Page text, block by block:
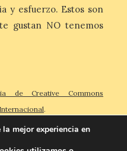
de
próximo
agosto, a
horas,
y esfuerzo. Estos son
gustan NO tenemos
de Creative Commons
.
mejor experiencia en